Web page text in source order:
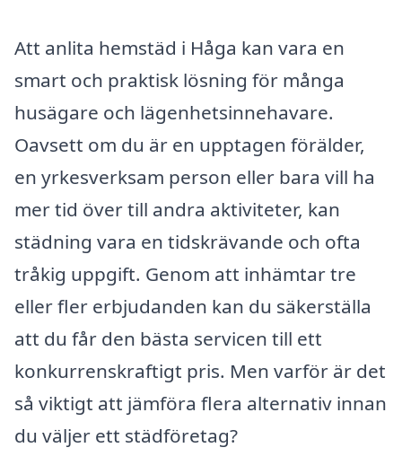
Att anlita hemstäd i Håga kan vara en
smart och praktisk lösning för många
husägare och lägenhetsinnehavare.
Oavsett om du är en upptagen förälder,
en yrkesverksam person eller bara vill ha
mer tid över till andra aktiviteter, kan
städning vara en tidskrävande och ofta
tråkig uppgift. Genom att inhämtar tre
eller fler erbjudanden kan du säkerställa
att du får den bästa servicen till ett
konkurrenskraftigt pris. Men varför är det
så viktigt att jämföra flera alternativ innan
du väljer ett städföretag?